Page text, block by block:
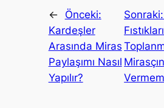
←
Önceki:
Kardeşler
Arasında Miras
Paylaşımı Nasıl
Yapılır?
Sonraki: